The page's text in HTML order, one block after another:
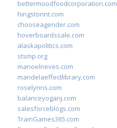
bettermoodfoodcorporation.com
hingstonnt.com
chooseagender.com
hoverboardssale.com
alaskapolitics.com
stsmp.org
manoelneves.com
mandelaeffectlibrary.com
roselynns.com
balanceyoganj.com
salesforceblogs.com
TrainGames365.com